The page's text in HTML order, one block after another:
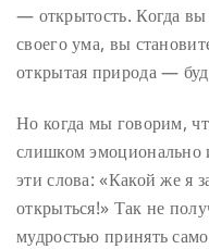
— открытость. Когда
своего ума, вы
открытая природа —
Но когда мы говорим,
слишком эмоционально
эти слова: «Какой же я
открыться!» Так не
мудростью принять